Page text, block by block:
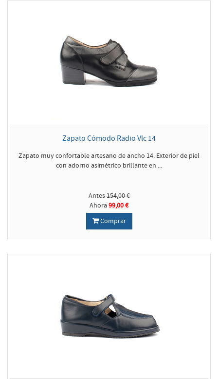
Zapato Cómodo Radio Vlc 14
Zapato muy confortable artesano de ancho 14. Exterior de piel
con adorno asimétrico brillante en ...
Antes154,00 €
Ahora99,00 €
Comprar